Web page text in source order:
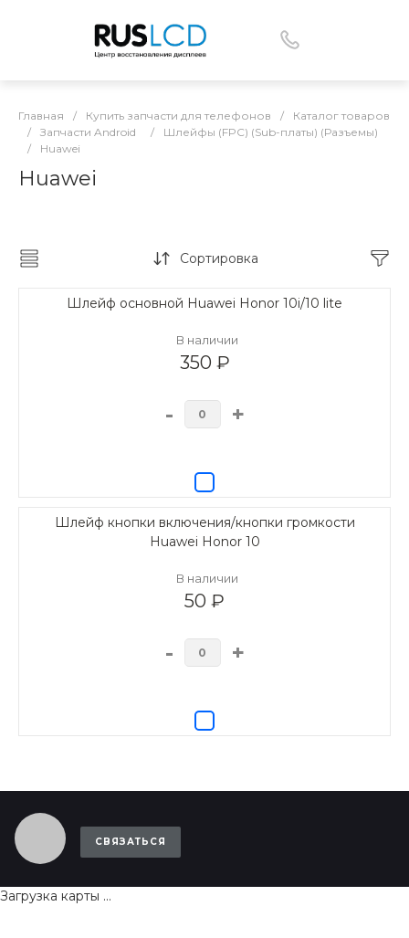
Главная / Купить запчасти для телефонов /
Каталог товаров
/
Запчасти Android /
Шлейфы (FPC) (Sub-платы) (Разъемы)
/
Huawei
Huawei
Сортировка
Шлейф основной Huawei Honor 10i/10 lite
В наличии
350 ₽
- +
Шлейф кнопки включения/кнопки громкости
Huawei Honor 10
В наличии
50 ₽
- +
СВЯЗАТЬСЯ
Загрузка карты ...